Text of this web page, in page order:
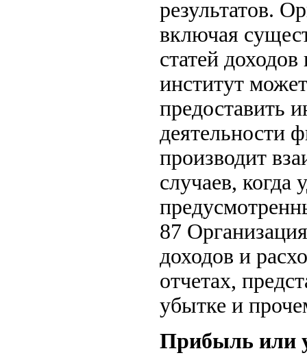
результатов.
включая
статей
институт
предоставить
деятельности
производит
случаев, когда
87
доходов и
отчетах,
убытке и
Прибыль или